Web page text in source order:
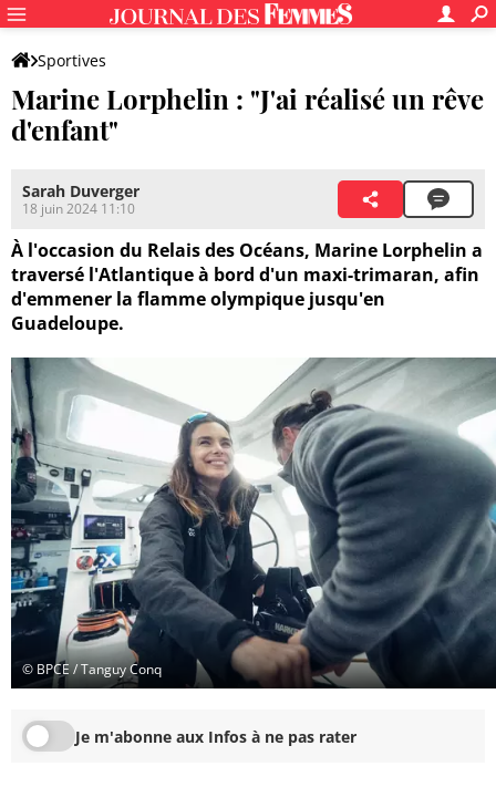
Sportives
Marine Lorphelin : "J'ai réalisé un rêve
d'enfant"
Sarah Duverger
18 juin 2024 11:10
À l'occasion du Relais des Océans, Marine Lorphelin a
traversé l'Atlantique à bord d'un maxi-trimaran, afin
d'emmener la flamme olympique jusqu'en
Guadeloupe.
© BPCE / Tanguy Conq
Je m'abonne aux Infos à ne pas rater